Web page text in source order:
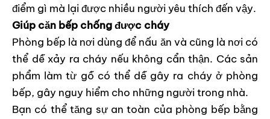
điểm gì mà lại được nhiều người yêu thích đến vậy.
Giúp căn bếp chống được cháy
Phòng bếp là nơi dùng để nấu ăn và cũng là nơi có
thể dễ xảy ra cháy nếu không cẩn thận. Các sản
phẩm làm từ gỗ có thể dễ gây ra cháy ở phòng
bếp, gây nguy hiểm cho những người trong nhà.
Bạn có thể tăng sự an toàn của phòng bếp bằng